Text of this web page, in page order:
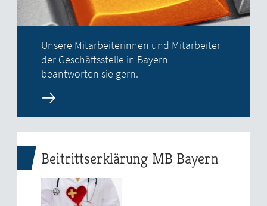
Unsere Mitarbeiterinnen und Mitarbeiter
der Geschäftsstelle in Bayern
beantworten sie gern.
Beitrittserklärung MB Bayern